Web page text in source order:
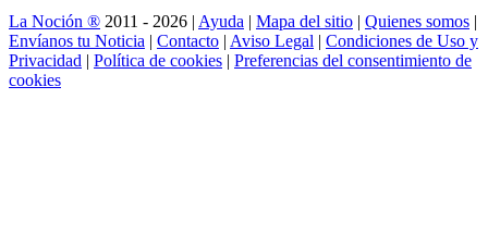
La Noción ® 2011 - 2026 | Ayuda | Mapa del sitio | Quienes somos |
Envíanos tu Noticia | Contacto | Aviso Legal | Condiciones de Uso y
Privacidad | Política de cookies | Preferencias del consentimiento de
cookies